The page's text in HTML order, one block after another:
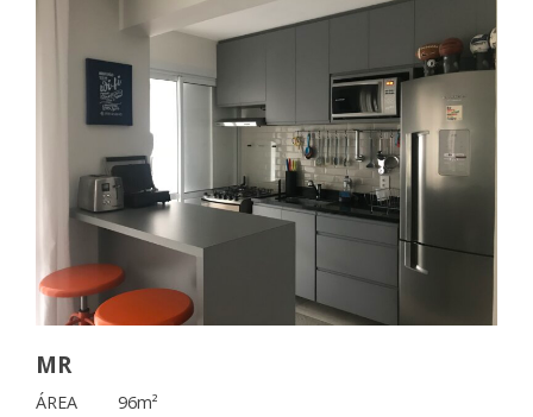
MR
ÁREA
96m²